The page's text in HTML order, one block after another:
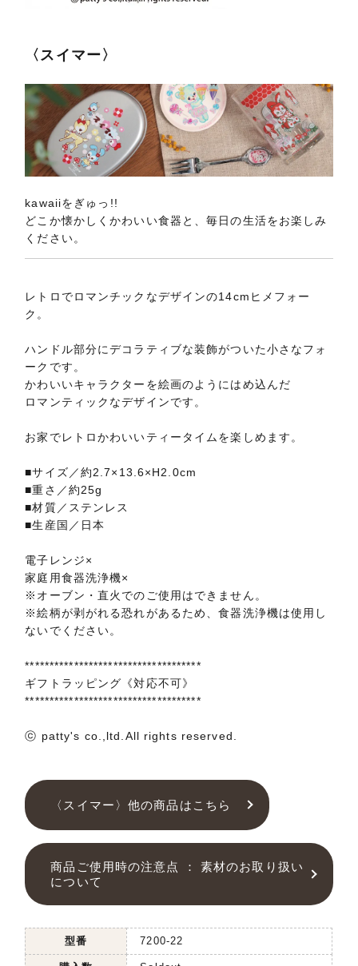
〈スイマー〉
kawaiiをぎゅっ!!
どこか懐かしくかわいい食器と、毎日の生活をお楽しみ
ください。
レトロでロマンチックなデザインの14cmヒメフォー
ク。
ハンドル部分にデコラティブな装飾がついた小さなフォ
ークです。
かわいいキャラクターを絵画のようにはめ込んだ
ロマンティックなデザインです。
お家でレトロかわいいティータイムを楽しめます。
■サイズ／約2.7×13.6×H2.0cm
■重さ／約25g
■材質／ステンレス
■生産国／日本
電子レンジ×
家庭用食器洗浄機×
※オーブン・直火でのご使用はできません。
※絵柄が剥がれる恐れがあるため、食器洗浄機は使用し
ないでください。
************************************
ギフトラッピング《対応不可》
************************************
ⓒ patty's co.,ltd.All rights reserved.
〈スイマー〉他の商品はこちら
商品ご使用時の注意点 ： 素材のお取り扱い
について
型番 7200-22